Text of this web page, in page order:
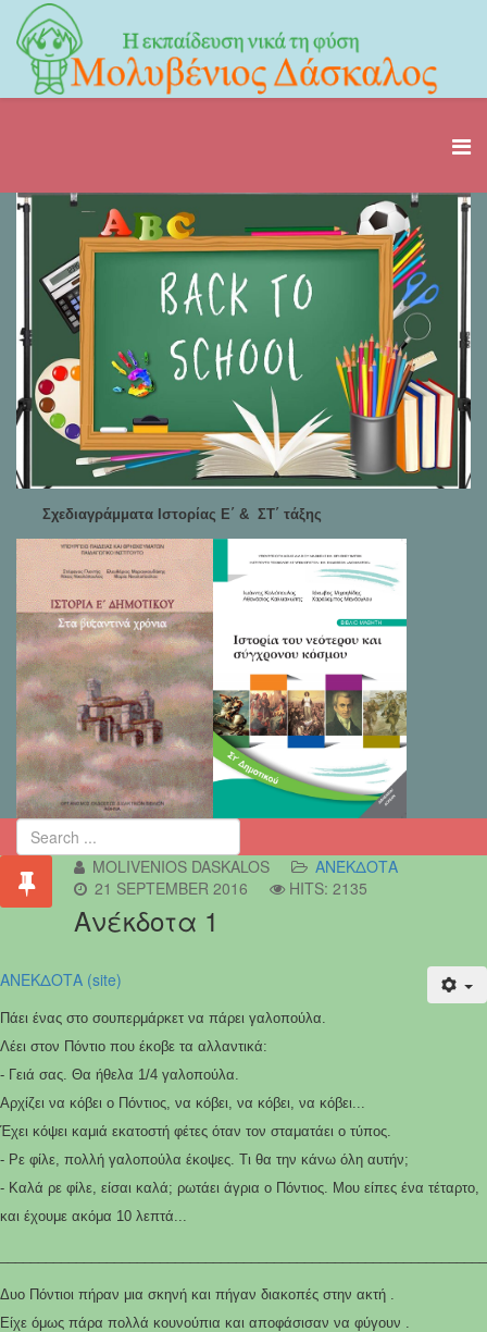
Σχεδιαγράμματα Ιστορίας Ε΄ & ΣΤ΄ τάξης
MOLIVENIOS DASKALOS
ΑΝΈΚΔΟΤΑ
21 SEPTEMBER 2016
HITS: 2135
Ανέκδοτα 1
ΑΝΕΚΔΟΤΑ (site)
Πάει ένας στο σουπερμάρκετ να πάρει γαλοπούλα.
Λέει στον Πόντιο που έκοβε τα αλλαντικά:
- Γειά σας. Θα ήθελα 1/4 γαλοπούλα.
Αρχίζει να κόβει ο Πόντιος, να κόβει, να κόβει, να κόβει...
Έχει κόψει καμιά εκατοστή φέτες όταν τον σταματάει ο τύπος.
- Ρε φίλε, πολλή γαλοπούλα έκοψες. Τι θα την κάνω όλη αυτήν;
- Καλά ρε φίλε, είσαι καλά; ρωτάει άγρια ο Πόντιος. Μου είπες ένα τέταρτο,
και έχουμε ακόμα 10 λεπτά...
Δυο Πόντιοι πήραν μια σκηνή και πήγαν διακοπές στην ακτή .
Είχε όμως πάρα πολλά κουνούπια και αποφάσισαν να φύγουν .